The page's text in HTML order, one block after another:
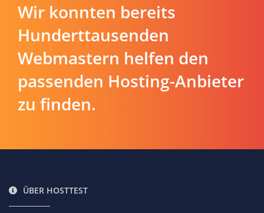
Wir konnten bereits
Hunderttausenden
Webmastern helfen den
passenden Hosting-Anbieter
zu finden.
ÜBER HOSTTEST